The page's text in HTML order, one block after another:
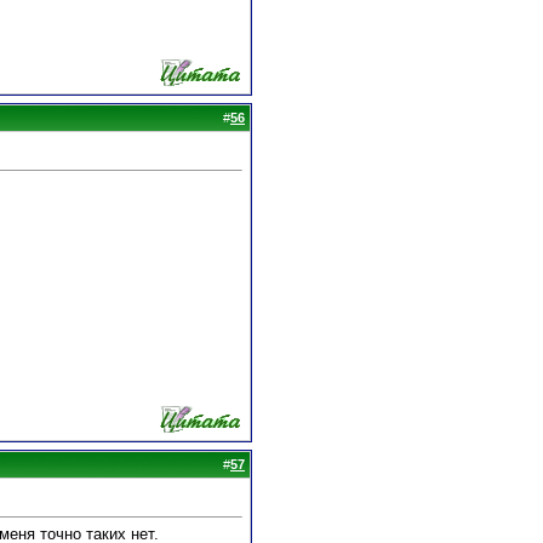
#56
#57
точно таких нет.